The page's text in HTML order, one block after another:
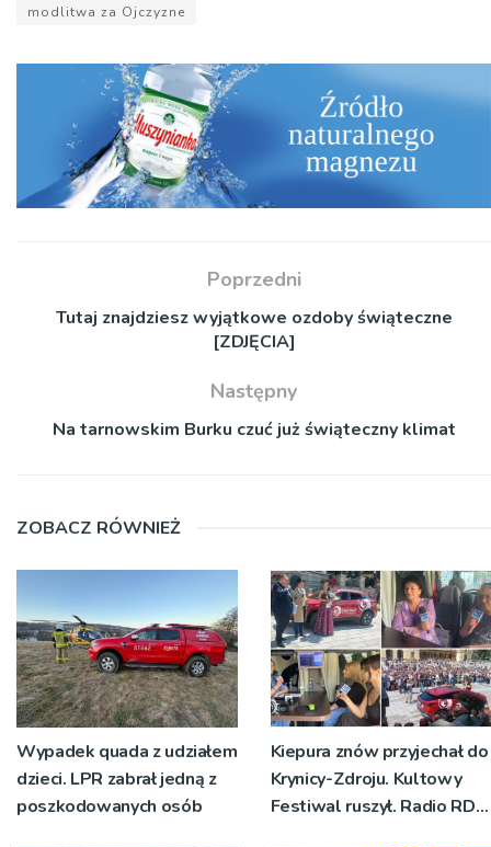
modlitwa za Ojczyzne
Poprzedni
Tutaj znajdziesz wyjątkowe ozdoby świąteczne
[ZDJĘCIA]
Następny
Na tarnowskim Burku czuć już świąteczny klimat
ZOBACZ RÓWNIEŻ
Wypadek quada z udziałem
dzieci. LPR zabrał jedną z
poszkodowanych osób
Kiepura znów przyjechał do
Krynicy-Zdroju. Kultowy
Festiwal ruszył. Radio RDN